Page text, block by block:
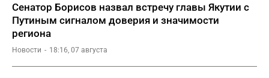
Сенатор Борисов назвал встречу главы Якутии с
Путиным сигналом доверия и значимости
региона
Новости 18:16, 07 августа